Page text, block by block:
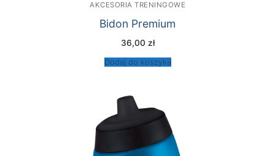
AKCESORIA TRENINGOWE
Bidon Premium
36,00 zł
Dodaj do koszyka